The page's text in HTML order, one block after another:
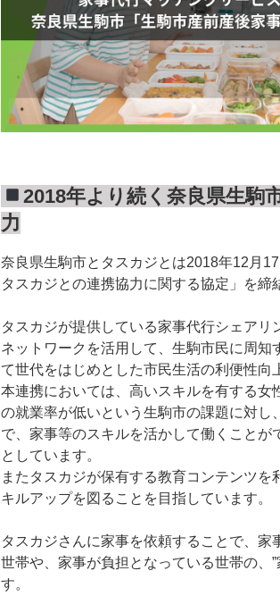
2018年より続く奈良県生駒
力
奈良県生駒市とタスカジとは2018年12月
タスカジとの連携協力に関する協定」を締
タスカジが提供している家事代行シェアリ
ネットワークを活用して、生駒市民に周知
て世代をはじめとした市民生活の利便性向
本連携においては、高いスキルを有する女
の就業率が低いという生駒市の課題に対し
で、家事等のスキルを活かして働くことが
としています。
またタスカジが保有する教育コンテンツを
キルアップを図ることを目指しています。
タスカジさんに家事を依頼することで、家
世帯や、家事が負担となっている世帯の、
す。